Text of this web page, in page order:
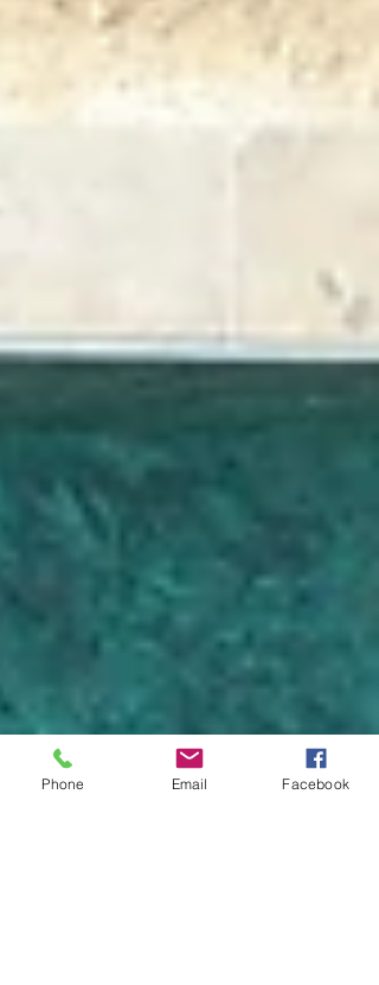
Phone Email Facebook